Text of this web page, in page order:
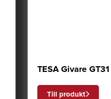
TESA Givare GT31
Till produkt